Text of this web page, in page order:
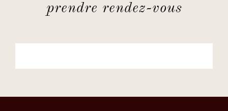
prendre rendez-vous